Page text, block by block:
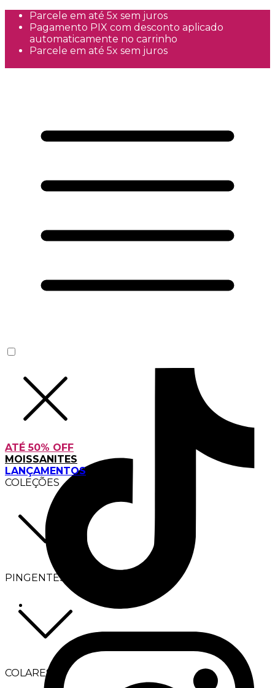
Parcele em até 5x sem juros
Pagamento PIX com desconto aplicado
automaticamente no carrinho
Parcele em até 5x sem juros
ATÉ 50% OFF
MOISSANITES
LANÇAMENTOS
COLEÇÕES
PINGENTES
COLARES